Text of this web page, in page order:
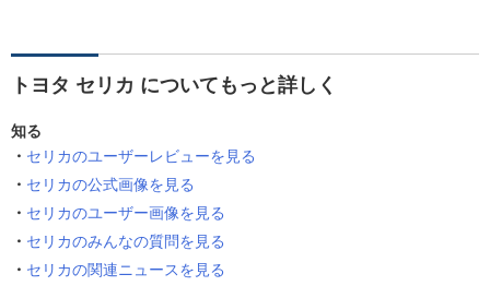
トヨタ セリカ についてもっと詳しく
知る
セリカのユーザーレビューを見る
セリカの公式画像を見る
セリカのユーザー画像を見る
セリカのみんなの質問を見る
セリカの関連ニュースを見る